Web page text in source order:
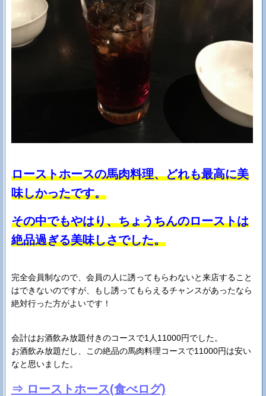
ローストホースの馬肉料理、どれも最高に美
味しかったです。
その中でもやはり、ちょうちんのローストは
絶品過ぎる美味しさでした。
完全会員制なので、会員の人に誘ってもらわないと来店すること
はできないのですが、もし誘ってもらえるチャンスがあったなら
絶対行った方がよいです！
会計はお酒飲み放題付きのコースで1人11000円でした。
お酒飲み放題だし、この絶品の馬肉料理コースで11000円は安い
なと思いました。
⇒ ローストホース(食べログ)